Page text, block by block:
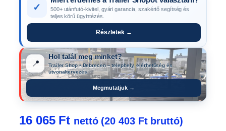
✓
500+ utánfutó-kivitel, gyári garancia, szakértő segítség és
teljes körű ügyintézés.
Részletek →
📍
Hol talál meg minket?
Trailer Shop • Debrecen – telephely, elérhetőség és
útvonaltervezés.
Megmutatjuk →
16 065 Ft nettó (20 403 Ftbruttó)